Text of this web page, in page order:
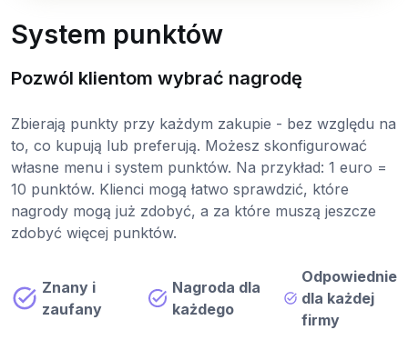
System punktów
Pozwól klientom wybrać nagrodę
Zbierają punkty przy każdym zakupie - bez względu na
to, co kupują lub preferują. Możesz skonfigurować
własne menu i system punktów. Na przykład: 1 euro =
10 punktów. Klienci mogą łatwo sprawdzić, które
nagrody mogą już zdobyć, a za które muszą jeszcze
zdobyć więcej punktów.
Znany i
zaufany
Nagroda dla
każdego
Odpowiednie
dla każdej
firmy